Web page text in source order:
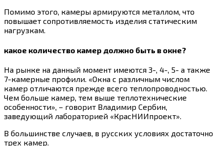
Помимо этого, камеры армируются металлом, что
повышает сопротивляемость изделия статическим
нагрузкам.
какое количество камер должно быть в окне?
На рынке на данный момент имеются 3-, 4-, 5- а также
7-камерные профили. «Окна с различным числом
камер отличаются прежде всего теплопроводностью.
Чем больше камер, тем выше теплотехнические
особенности», – говорит Владимир Сербин,
заведующий лабораторией «КрасНИИпроект».
В большинстве случаев, в русских условиях достаточно
трех камер.